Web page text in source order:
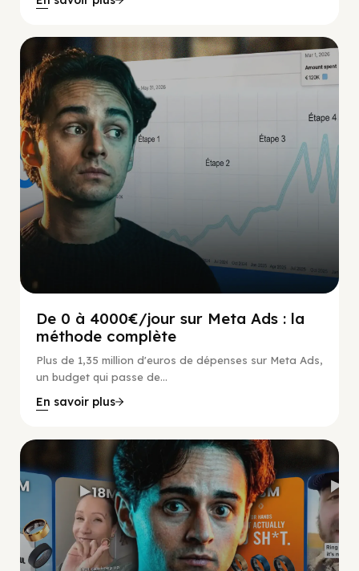
De 0 à 4000€/jour sur Meta Ads : la
méthode complète
Plus de 1,35 million d'euros de dépenses sur Meta Ads,
un budget qui passe de...
En savoir plus
Social Scaling